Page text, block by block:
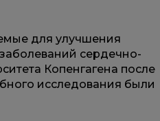
для улучшения
сердечно-
Копенгагена после
исследования были